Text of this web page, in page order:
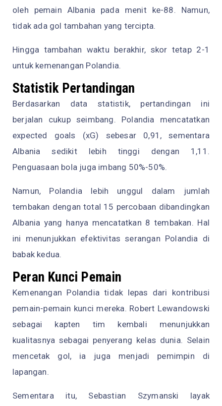
oleh pemain Albania pada menit ke-88. Namun,
tidak ada gol tambahan yang tercipta.
Hingga tambahan waktu berakhir, skor tetap 2-1
untuk kemenangan Polandia.
Statistik Pertandingan
Berdasarkan data statistik, pertandingan ini
berjalan cukup seimbang. Polandia mencatatkan
expected goals (xG) sebesar 0,91, sementara
Albania sedikit lebih tinggi dengan 1,11.
Penguasaan bola juga imbang 50%-50%.
Namun, Polandia lebih unggul dalam jumlah
tembakan dengan total 15 percobaan dibandingkan
Albania yang hanya mencatatkan 8 tembakan. Hal
ini menunjukkan efektivitas serangan Polandia di
babak kedua.
Peran Kunci Pemain
Kemenangan Polandia tidak lepas dari kontribusi
pemain-pemain kunci mereka. Robert Lewandowski
sebagai kapten tim kembali menunjukkan
kualitasnya sebagai penyerang kelas dunia. Selain
mencetak gol, ia juga menjadi pemimpin di
lapangan.
Sementara itu, Sebastian Szymanski layak